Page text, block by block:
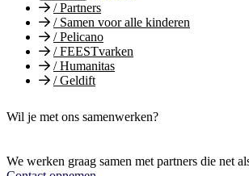
/Partners
/Samen voor alle kinderen
/Pelicano
/FEESTvarken
/Humanitas
/Geldift
Wil je met ons samenwerken?
We werken graag samen met partners die net